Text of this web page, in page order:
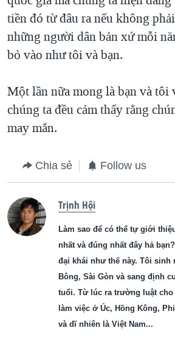
tiền đó từ đâu ra nếu không
những người dân bản xứ mỗi
bỏ vào như tôi và bạn.
Một lần nữa mong là bạn và tôi
chúng ta đều cảm thấy rằng
may mắn.
Chia sẻ Follow us
Trịnh Hội
Làm sao để có thể tự giới
nhất và đúng nhất đây hả
đại khái như thế này. Tôi sinh
Bông, Sài Gòn và sang định
tuổi. Từ lúc ra trường luật cho
làm việc ở Úc, Hồng Kông,
và dĩ nhiên là Việt Nam...